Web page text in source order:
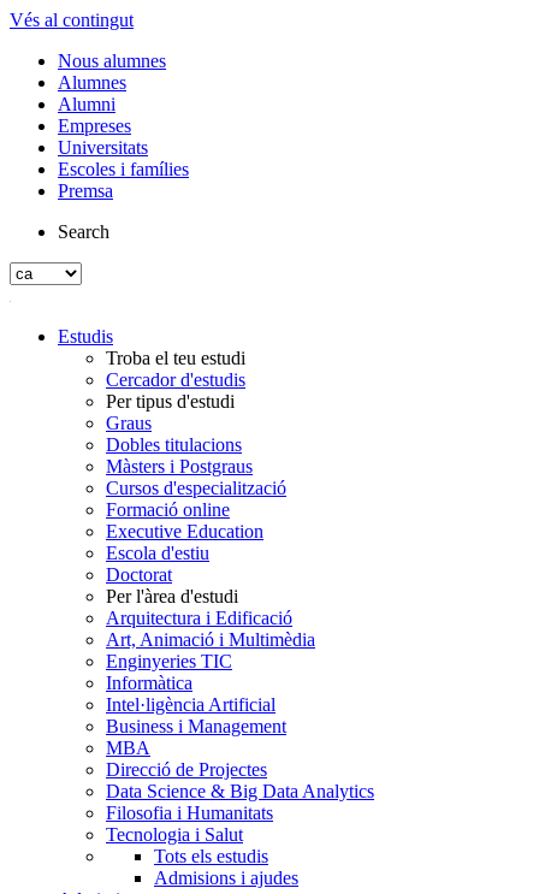
Vés al contingut
Nous alumnes
Alumnes
Alumni
Empreses
Universitats
Escoles i famílies
Premsa
Search
Estudis
Troba el teu estudi
Cercador d'estudis
Per tipus d'estudi
Graus
Dobles titulacions
Màsters i Postgraus
Cursos d'especialització
Formació online
Executive Education
Escola d'estiu
Doctorat
Per l'àrea d'estudi
Arquitectura i Edificació
Art, Animació i Multimèdia
Enginyeries TIC
Informàtica
Intel·ligència Artificial
Business i Management
MBA
Direcció de Projectes
Data Science & Big Data Analytics
Filosofia i Humanitats
Tecnologia i Salut
Tots els estudis
Admisions i ajudes